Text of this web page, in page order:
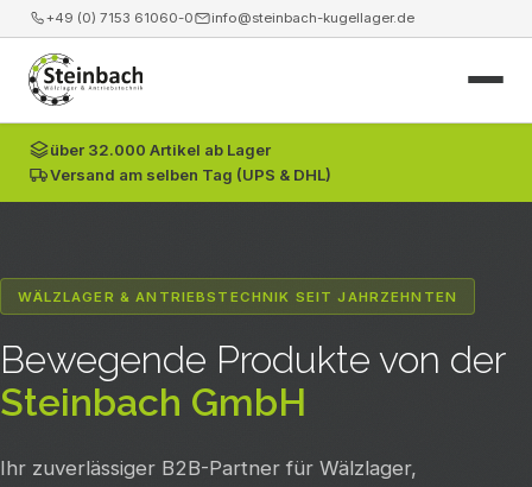
+49 (0) 7153 61060-0 info@steinbach-kugellager.de
Start
Leistungen
Unternehmen
Kontakt
über 32.000 Artikel ab Lager
Versand am selben Tag (UPS & DHL)
WÄLZLAGER & ANTRIEBSTECHNIK SEIT JAHRZEHNTEN
Bewegende Produkte von der
Steinbach GmbH
Ihr zuverlässiger B2B-Partner für Wälzlager,